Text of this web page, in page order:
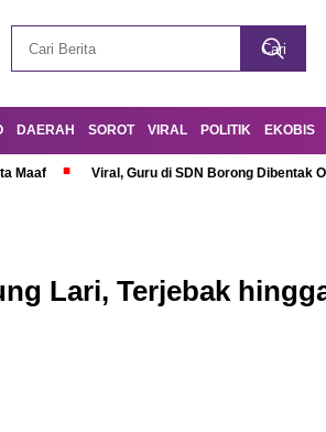
DAERAH SOROT VIRAL POLITIK EKOBIS
Maaf Viral, Guru di SDN Borong Dibentak
Lari, Terjebak